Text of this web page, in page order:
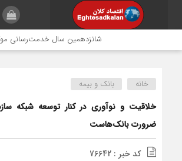
شانزدهمین سال خدمت‌رسانی
خانه بانک و بیمه
خلاقیت و نوآوری در کنار توسعه شبکه
ضرورت بانک‌هاست
کد خبر : 76642